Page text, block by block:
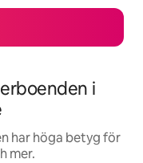
i
har höga betyg för
mer.